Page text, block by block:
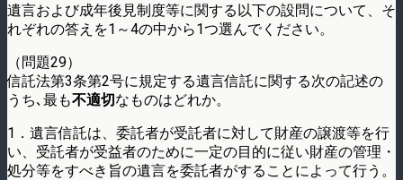
遺言および成年後見制度等に関する以下の設問について、そ
れぞれの答えを1～4の中から1つ選んでください。
（問題29）
信託法第3条第2号に規定する遺言信託に関する次の記述の
うち､最も不適切なものはどれか。
1．遺言信託は、委託者が受託者に対して財産の譲渡等を行
い、受託者が受益者のために一定の目的に従い財産の管理・
処分等をすべき旨の遺言を委託者がすることによって行う。